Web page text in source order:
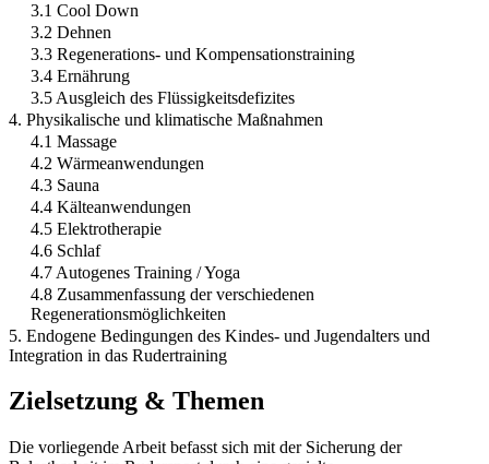
3.1 Cool Down
3.2 Dehnen
3.3 Regenerations- und Kompensationstraining
3.4 Ernährung
3.5 Ausgleich des Flüssigkeitsdefizites
4. Physikalische und klimatische Maßnahmen
4.1 Massage
4.2 Wärmeanwendungen
4.3 Sauna
4.4 Kälteanwendungen
4.5 Elektrotherapie
4.6 Schlaf
4.7 Autogenes Training / Yoga
4.8 Zusammenfassung der verschiedenen
Regenerationsmöglichkeiten
5. Endogene Bedingungen des Kindes- und Jugendalters und
Integration in das Rudertraining
Zielsetzung & Themen
Die vorliegende Arbeit befasst sich mit der Sicherung der